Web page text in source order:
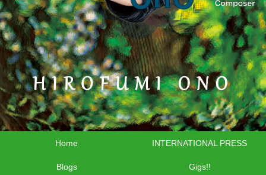
Home INTERNATIONAL PRESS
Blogs Gigs!!